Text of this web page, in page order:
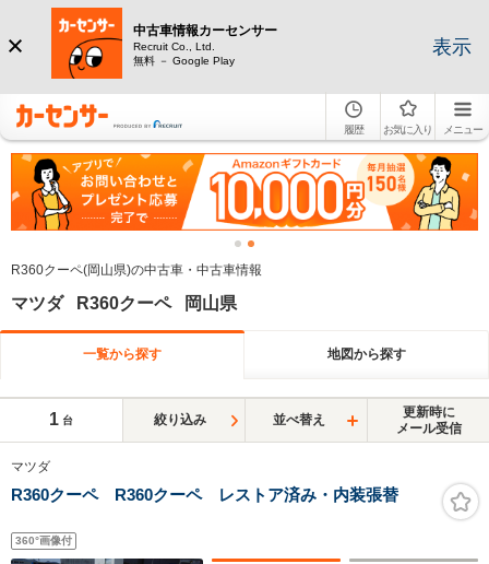
中古車情報カーセンサー
Recruit Co., Ltd.
無料 － Google Play
表示
履歴 お気に入り メニュー
R360クーペ(岡山県)の中古車・中古車情報
マツダ R360クーペ 岡山県
一覧から探す 地図から探す
1 台 絞り込み 並べ替え
更新時に
メール受信
マツダ
R360クーペ R360クーペ レストア済み・内装張替
360°画像付